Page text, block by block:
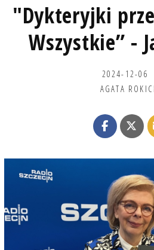
"Dykteryjki
Wszystkie” -
2024-12-06
AGATA